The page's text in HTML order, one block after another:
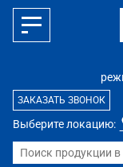
Выберите локацию:
ЗАКАЗАТЬ ЗВОНОК